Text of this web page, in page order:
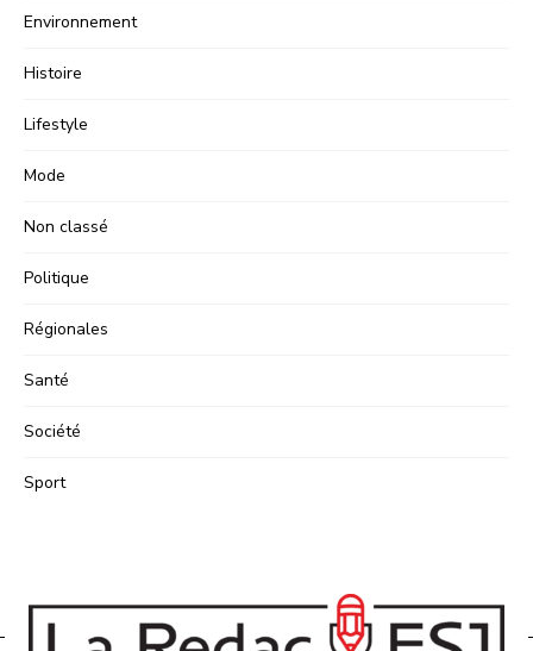
Environnement
Histoire
Lifestyle
Mode
Non classé
Politique
Régionales
Santé
Société
Sport